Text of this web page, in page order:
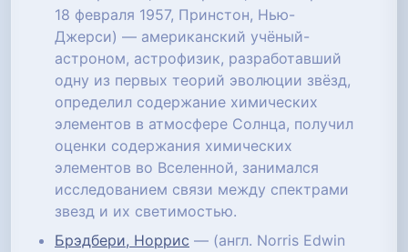
18 февраля 1957, Принстон, Нью-
Джерси) — американский учёный-
астроном, астрофизик, разработавший
одну из первых теорий эволюции звёзд,
определил содержание химических
элементов в атмосфере Солнца, получил
оценки содержания химических
элементов во Вселенной, занимался
исследованием связи между спектрами
звезд и их светимостью.
Брэдбери, Норрис — (англ. Norris Edwin